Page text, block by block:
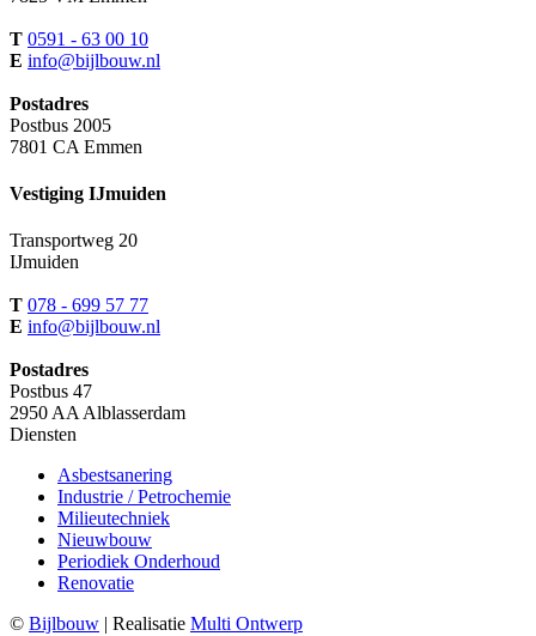
T 0591 - 63 00 10
E info@bijlbouw.nl
Postadres
Postbus 2005
7801 CA Emmen
Vestiging IJmuiden
Transportweg 20
IJmuiden
T 078 - 699 57 77
E info@bijlbouw.nl
Postadres
Postbus 47
2950 AA Alblasserdam
Diensten
Asbestsanering
Industrie / Petrochemie
Milieutechniek
Nieuwbouw
Periodiek Onderhoud
Renovatie
© Bijlbouw | Realisatie Multi Ontwerp